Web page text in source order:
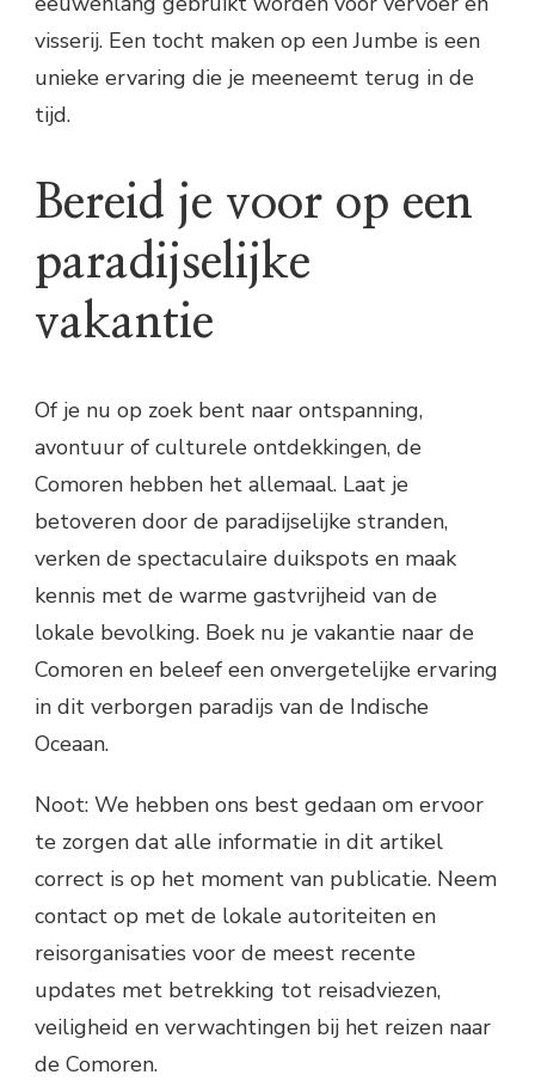
visserij. Een tocht maken op een Jumbe is een
unieke ervaring die je meeneemt terug in de
tijd.
Bereid je voor op een
paradijselijke
vakantie
Of je nu op zoek bent naar ontspanning,
avontuur of culturele ontdekkingen, de
Comoren hebben het allemaal. Laat je
betoveren door de paradijselijke stranden,
verken de spectaculaire duikspots en maak
kennis met de warme gastvrijheid van de
lokale bevolking. Boek nu je vakantie naar de
Comoren en beleef een onvergetelijke ervaring
in dit verborgen paradijs van de Indische
Oceaan.
Noot: We hebben ons best gedaan om ervoor
te zorgen dat alle informatie in dit artikel
correct is op het moment van publicatie. Neem
contact op met de lokale autoriteiten en
reisorganisaties voor de meest recente
updates met betrekking tot reisadviezen,
veiligheid en verwachtingen bij het reizen naar
de Comoren.